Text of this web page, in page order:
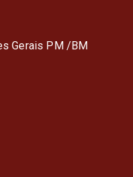
Gerais PM /BM